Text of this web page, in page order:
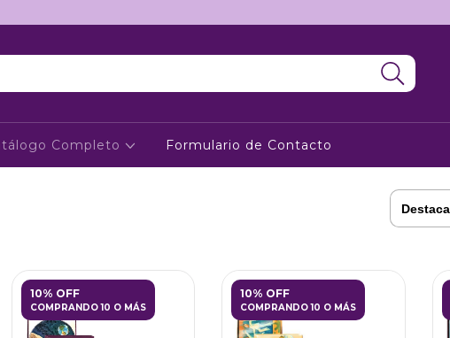
Completo Formulario de Contacto
10% OFF
COMPRANDO 10 O MÁS
10% OFF
COMPRANDO 10 O MÁS